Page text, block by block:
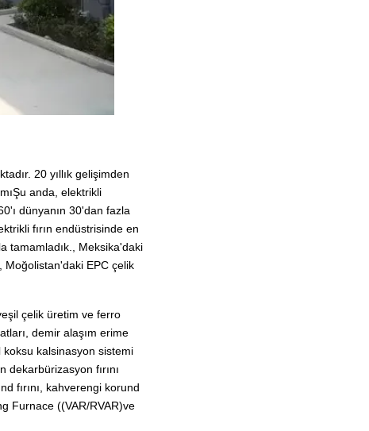
20 yıllık gelişimden
anda, elektrikli
dünyanın 30'dan fazla
fırın endüstrisinde en
tamamladık., Meksika'daki
Moğolistan'daki EPC çelik
çelik üretim ve ferro
demir alaşım erime
koksu kalsinasyon sistemi
dekarbürizasyon fırını
fırını, kahverengi korund
Furnace ((VAR/RVAR)ve